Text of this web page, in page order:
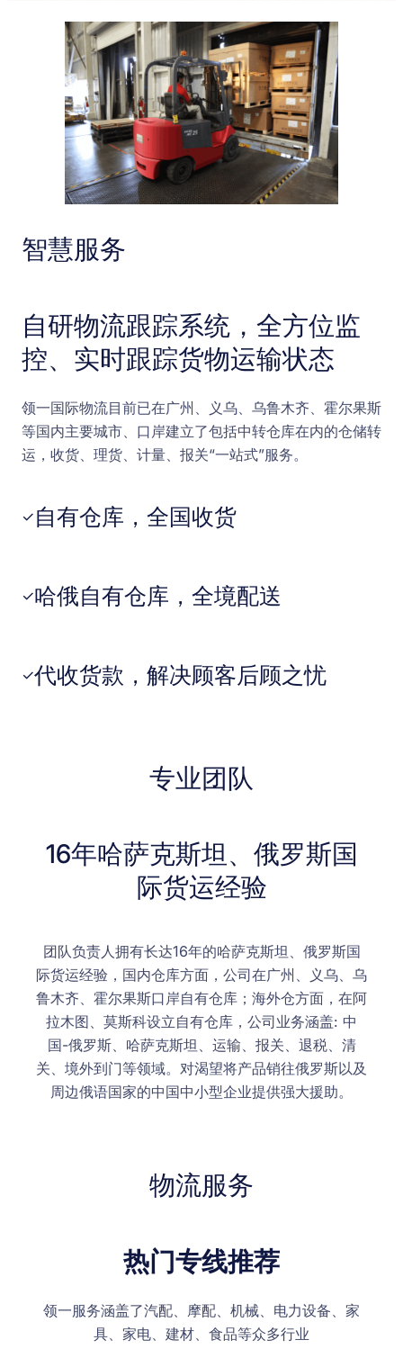
智慧服务
自研物流跟踪系统，全方位监
控、实时跟踪货物运输状态
领一国际物流目前已在广州、义乌、乌鲁木齐、霍尔果斯
等国内主要城市、口岸建立了包括中转仓库在内的仓储转
运，收货、理货、计量、报关“一站式”服务。
✓ 自有仓库，全国收货
✓哈俄自有仓库，全境配送
✓代收货款，解决顾客后顾之忧
专业团队
16年哈萨克斯坦、俄罗斯国
际货运经验
团队负责人拥有长达16年的哈萨克斯坦、俄罗斯国
际货运经验，国内仓库方面，公司在广州、义乌、乌
鲁木齐、霍尔果斯口岸自有仓库；海外仓方面，在阿
拉木图、莫斯科设立自有仓库，公司业务涵盖: 中
国-俄罗斯、哈萨克斯坦、运输、报关、退税、清
关、境外到门等领域。对渴望将产品销往俄罗斯以及
周边俄语国家的中国中小型企业提供强大援助。
物流服务
热门专线推荐
领一服务涵盖了汽配、摩配、机械、电力设备、家
具、家电、建材、食品等众多行业